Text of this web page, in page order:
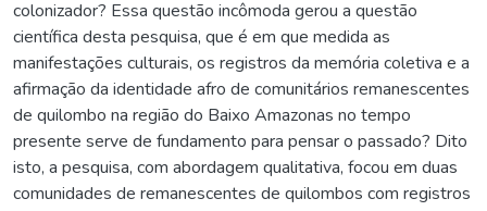
colonizador? Essa questão incômoda gerou a questão
científica desta pesquisa, que é em que medida as
manifestações culturais, os registros da memória coletiva e a
afirmação da identidade afro de comunitários remanescentes
de quilombo na região do Baixo Amazonas no tempo
presente serve de fundamento para pensar o passado? Dito
isto, a pesquisa, com abordagem qualitativa, focou em duas
comunidades de remanescentes de quilombos com registros